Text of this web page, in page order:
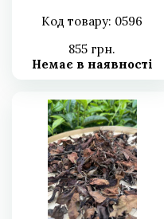
пресований
Код товару: 0596
855 грн.
Немає в наявності